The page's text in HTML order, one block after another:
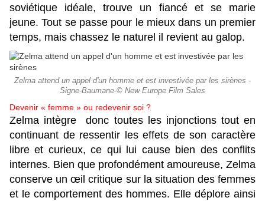
soviétique idéale, trouve un fiancé et se marie
jeune. Tout se passe pour le mieux dans un premier
temps, mais chassez le naturel il revient au galop.
Zelma attend un appel d'un homme et est investivée par les sirènes -
Signe-Baumane-© New Europe Film Sales
Devenir « femme » ou redevenir soi ?
Zelma intègre donc toutes les injonctions tout en
continuant de ressentir les effets de son caractère
libre et curieux, ce qui lui cause bien des conflits
internes. Bien que profondément amoureuse, Zelma
conserve un œil critique sur la situation des femmes
et le comportement des hommes. Elle déplore ainsi